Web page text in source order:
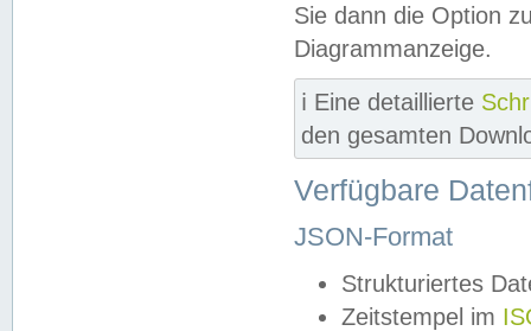
Sie dann die Option
Diagrammanzeige.
ℹ️ Eine detaillierte
den gesamten
Verfügbare
JSON-Format
Strukturiertes
Zeitstempel im